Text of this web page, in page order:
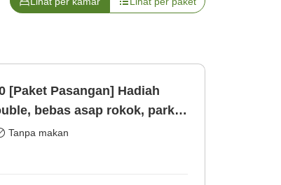
[Paket Pasangan] Hadiah
Tanpa makan